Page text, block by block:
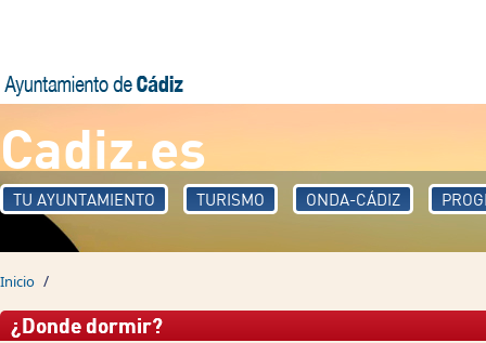
Cadiz.es
TU AYUNTAMIENTO TURISMO ONDA-CÁDIZ
Inicio /
¿Donde dormir?